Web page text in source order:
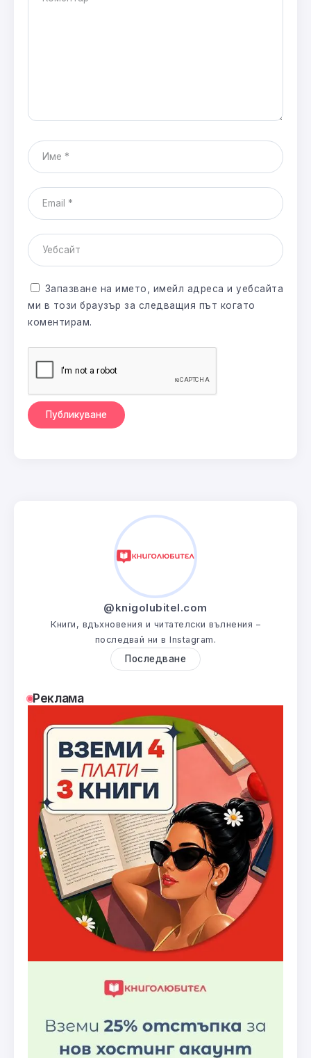
Запазване на името, имейл адреса и уебсайта
ми в този браузър за следващия път когато
коментирам.
@knigolubitel.com
Книги, вдъхновения и читателски вълнения –
последвай ни в Instagram.
Последване
Реклама